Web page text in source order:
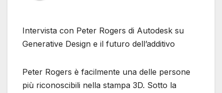
Intervista con Peter Rogers di Autodesk su
Generative Design e il futuro dell’additivo
Peter Rogers è facilmente una delle persone
più riconoscibili nella stampa 3D. Sotto la